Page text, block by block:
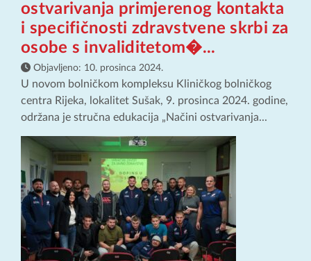
ostvarivanja primjerenog kontakta
i specifičnosti zdravstvene skrbi za
osobe s invaliditetom�...
Objavljeno: 10. prosinca 2024.
U novom bolničkom kompleksu Kliničkog bolničkog
centra Rijeka, lokalitet Sušak, 9. prosinca 2024. godine,
održana je stručna edukacija „Načini ostvarivanja...